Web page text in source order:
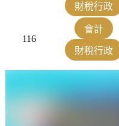
財稅行政
116
會計
財稅行政